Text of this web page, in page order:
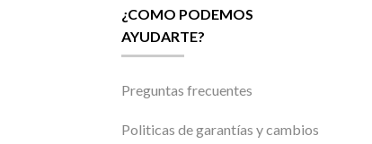
¿COMO PODEMOS
AYUDARTE?
Preguntas frecuentes
Politicas de garantías y cambios